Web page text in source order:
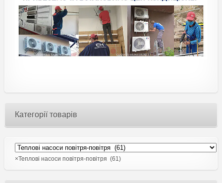
Категорії товарів
×Теплові насоси повітря-повітря (61)